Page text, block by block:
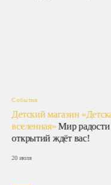
События
Детский магазин
вселенная»Мир
открытий ждёт вас!
20 июля